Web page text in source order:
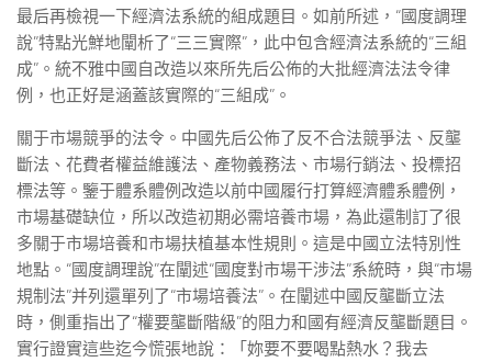
最后再檢視一下經濟法系統的組成題目。如前所述，“國度調理
說”特點光鮮地闡析了“三三實際”，此中包含經濟法系統的“三組
成”。統不雅中國自改造以來所先后公佈的大批經濟法法令律
例，也正好是涵蓋該實際的“三組成”。
關于市場競爭的法令。中國先后公佈了反不合法競爭法、反壟
斷法、花費者權益維護法、產物義務法、市場行銷法、投標招
標法等。鑒于體系體例改造以前中國履行打算經濟體系體例，
市場基礎缺位，所以改造初期必需培養市場，為此還制訂了很
多關于市場培養和市場扶植基本性規則。這是中國立法特別性
地點。“國度調理說”在闡述“國度對市場干涉法”系統時，與“市場
規制法”并列還單列了“市場培養法”。在闡述中國反壟斷立法
時，側重指出了“權要壟斷階級”的阻力和國有經濟反壟斷題目。
實行證實這些迄今慌張地說：「妳要不要喝點熱水？我去